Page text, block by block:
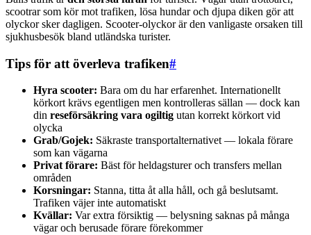
scootrar som kör mot trafiken, lösa hundar och djupa diken gör att
olyckor sker dagligen. Scooter-olyckor är den vanligaste orsaken till
sjukhusbesök bland utländska turister.
Tips för att överleva trafiken#
Hyra scooter: Bara om du har erfarenhet. Internationellt
körkort krävs egentligen men kontrolleras sällan — dock kan
din reseförsäkring vara ogiltig utan korrekt körkort vid
olycka
Grab/Gojek: Säkraste transportalternativet — lokala förare
som kan vägarna
Privat förare: Bäst för heldagsturer och transfers mellan
områden
Korsningar: Stanna, titta åt alla håll, och gå beslutsamt.
Trafiken väjer inte automatiskt
Kvällar: Var extra försiktig — belysning saknas på många
vägar och berusade förare förekommer